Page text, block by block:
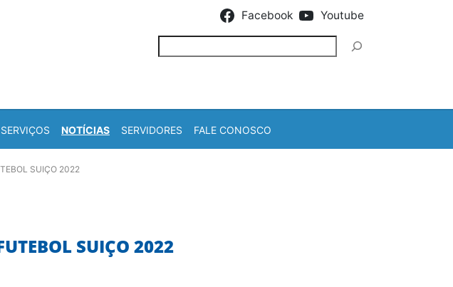
Facebook Youtube
NOTÍCIAS SERVIDORES FALE CONOSCO
SUIÇO 2022
SUIÇO 2022